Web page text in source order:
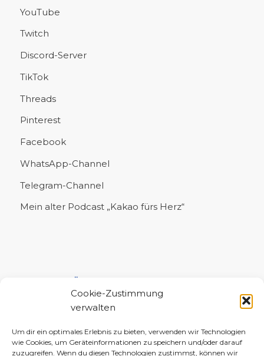
Cookie-Zustimmung
verwalten
Um dir ein optimales Erlebnis zu bieten, verwenden wir Technologien
wie Cookies, um Geräteinformationen zu speichern und/oder darauf
zuzugreifen. Wenn du diesen Technologien zustimmst, können wir
YouTube
Twitch
Discord-Server
TikTok
Threads
Pinterest
Facebook
WhatsApp-Channel
Telegram-Channel
Mein alter Podcast „Kakao fürs Herz“